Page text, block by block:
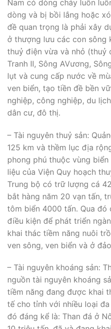
Nam có dòng chảy luôn
dòng và bị bồi lắng hoặc
đề quan trọng là phải xây
ở thượng lưu các con sông
thuỷ điện vừa và nhỏ (thuỷ
Tranh II, Sông AVương,
lụt và cung cấp nước về
ven biển, tạo tiền đề bền
nghiệp, công nghiệp, du
dân cư, đô thị.
– Tài nguyên thuỷ sản:
125 km và thềm lục địa
phong phú thuộc vùng
liệu của Viện Quy hoạch
Trung bộ có trữ lượng cá
bắt hàng năm 20 vạn tấn,
tôm biển 4000 tấn. Qua đó
điều kiện để phát triển
khai thác tiềm năng nuôi
ven sông, ven biển và ở
– Tài nguyên khoáng sản:
nguồn tài nguyên khoáng
tiềm năng đang được khai
tế cho tỉnh với nhiều loại
đó đáng kể là: Than đá ở